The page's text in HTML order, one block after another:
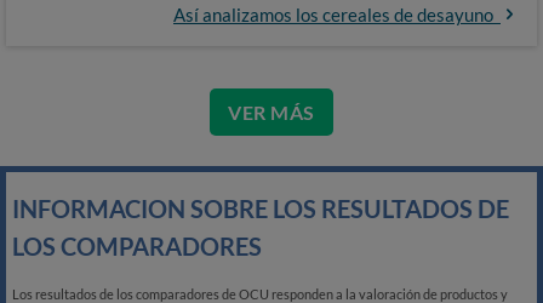
Así analizamos los cereales de desayuno
VER MÁS
INFORMACION SOBRE LOS RESULTADOS DE
LOS COMPARADORES
Los resultados de los comparadores de OCU responden a la valoración de productos y